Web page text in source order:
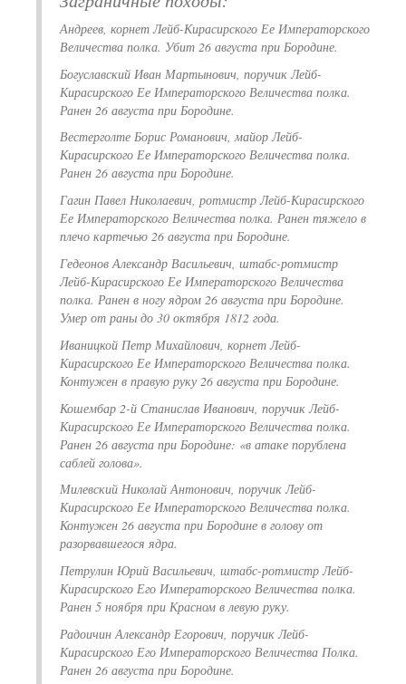
Андреев, корнет Лейб-Кирасирского Ее Императорского
Величества полка. Убит 26 августа при Бородине.
Богуславский Иван Мартынович, поручик Лейб-
Кирасирского Ее Императорского Величества полка.
Ранен 26 августа при Бородине.
Вестерголте Борис Романович, майор Лейб-
Кирасирского Ее Императорского Величества полка.
Ранен 26 августа при Бородине.
Гагин Павел Николаевич, ротмистр Лейб-Кирасирского
Ее Императорского Величества полка. Ранен тяжело в
плечо картечью 26 августа при Бородине.
Гедеонов Александр Васильевич, штабс-ротмистр
Лейб-Кирасирского Ее Императорского Величества
полка. Ранен в ногу ядром 26 августа при Бородине.
Умер от раны до 30 октября 1812 года.
Иваницкой Петр Михайлович, корнет Лейб-
Кирасирского Ее Императорского Величества полка.
Контужен в правую руку 26 августа при Бородине.
Кошембар 2-й Станислав Иванович, поручик Лейб-
Кирасирского Ее Императорского Величества полка.
Ранен 26 августа при Бородине: «в атаке порублена
саблей голова».
Милевский Николай Антонович, поручик Лейб-
Кирасирского Ее Императорского Величества полка.
Контужен 26 августа при Бородине в голову от
разорвавшегося ядра.
Петрулин Юрий Васильевич, штабс-ротмистр Лейб-
Кирасирского Его Императорского Величества полка.
Ранен 5 ноября при Красном в левую руку.
Радоичин Александр Егорович, поручик Лейб-
Кирасирского Его Императорского Величества Полка.
Ранен 26 августа при Бородине.